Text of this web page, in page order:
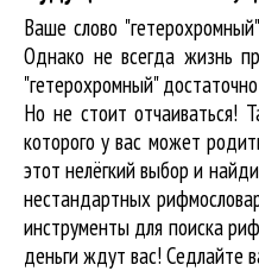
Ваше слово
Однако не всегда жизнь
"гетерохромный"
Но не стоит отчаиваться!
которого у вас может
этот нелёгкий выбор и
нестандартных
инструменты для поиска
деньги ждут вас! Седлайте